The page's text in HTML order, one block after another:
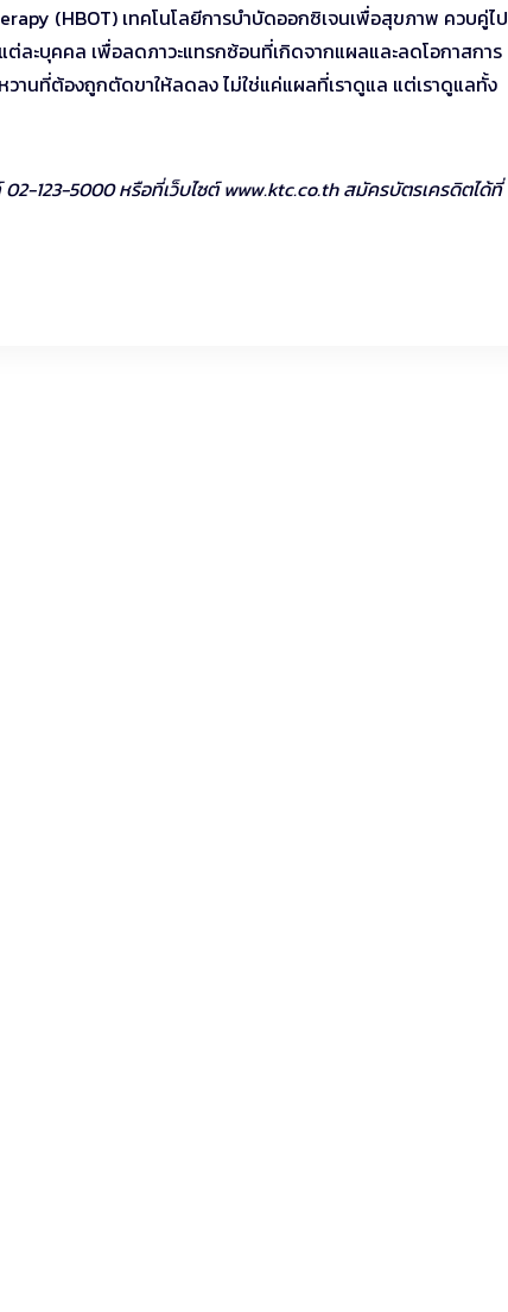
(HBOT) เทคโนโลยีการบำบัดออกซิเจนเพื่อสุขภาพ ควบคู่ไป
ละบุคคล เพื่อลดภาวะแทรกซ้อนที่เกิดจากแผลและลดโอกาสการ
านที่ต้องถูกตัดขาให้ลดลง ไม่ใช่แค่แผลที่เราดูแล แต่เราดูแลทั้ง
123-5000 หรือที่เว็บไซต์ www.ktc.co.th สมัครบัตรเครดิตได้ที่